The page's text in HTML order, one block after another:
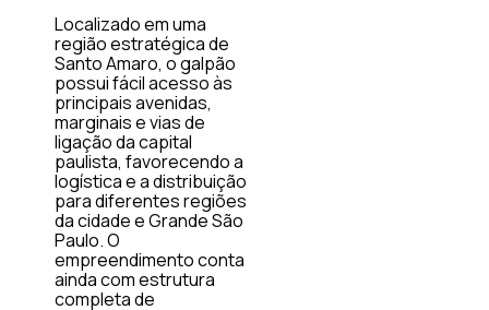
Localizado em uma
região estratégica de
Santo Amaro, o galpão
possui fácil acesso às
principais avenidas,
marginais e vias de
ligação da capital
paulista, favorecendo a
logística e a distribuição
para diferentes regiões
da cidade e Grande São
Paulo. O
empreendimento conta
ainda com estrutura
completa de